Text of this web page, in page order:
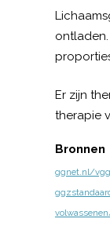
Er zijn
therapie
Bronnen
ggnet.nl/